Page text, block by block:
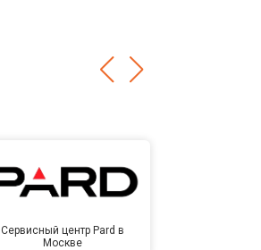
Сервисный центр Pard в
Москве